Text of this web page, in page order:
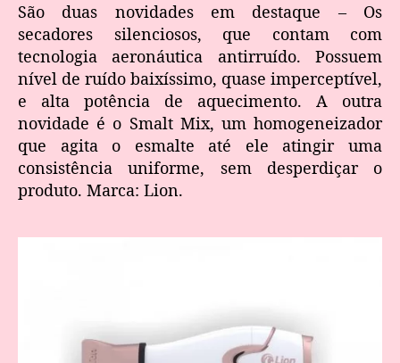
São duas novidades em destaque – Os
secadores silenciosos, que contam com
tecnologia aeronáutica antirruído. Possuem
nível de ruído baixíssimo, quase imperceptível,
e alta potência de aquecimento. A outra
novidade é o Smalt Mix, um homogeneizador
que agita o esmalte até ele atingir uma
consistência uniforme, sem desperdiçar o
produto. Marca: Lion.